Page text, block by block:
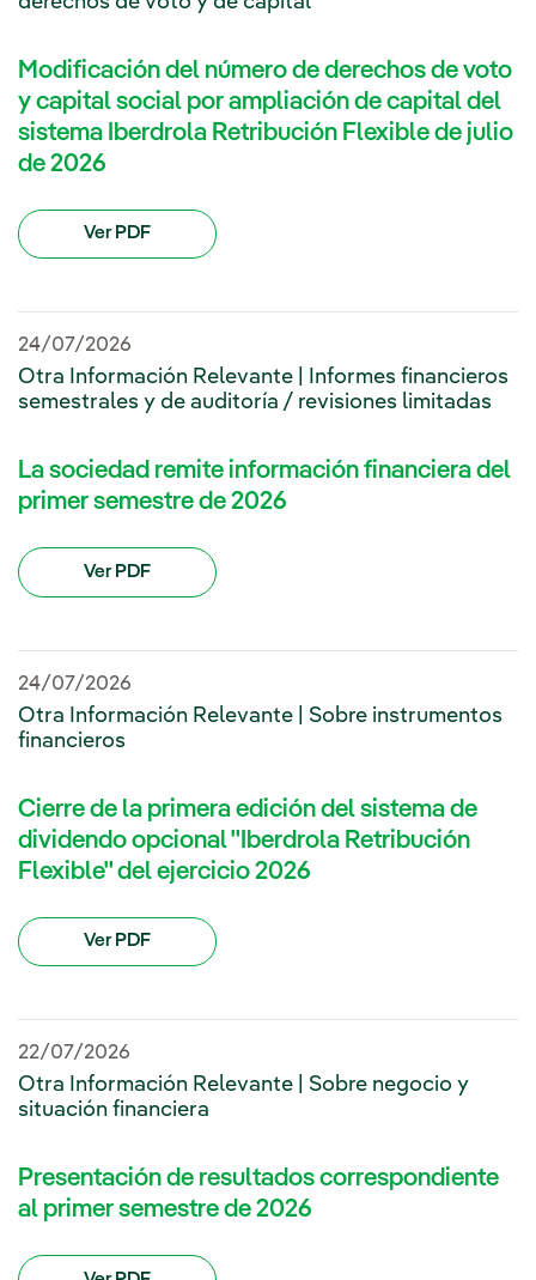
Modificación del número de derechos de voto
y capital social por ampliación de capital del
sistema Iberdrola Retribución Flexible de julio
de 2026
Ver PDF
24/07/2026
Otra Información Relevante | Informes financieros
semestrales y de auditoría / revisiones limitadas
La sociedad remite información financiera del
primer semestre de 2026
Ver PDF
24/07/2026
Otra Información Relevante | Sobre instrumentos
financieros
Cierre de la primera edición del sistema de
dividendo opcional "Iberdrola Retribución
Flexible" del ejercicio 2026
Ver PDF
22/07/2026
Otra Información Relevante | Sobre negocio y
situación financiera
Presentación de resultados correspondiente
al primer semestre de 2026